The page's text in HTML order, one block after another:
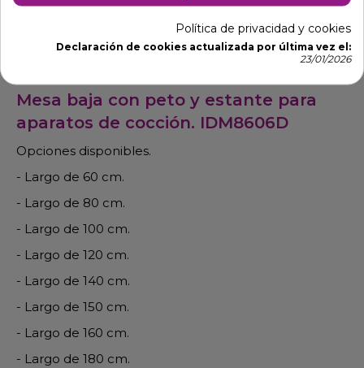
Descripción Detalles de producto
Mesa baja con peto y estante para
aparatos de cocción. IDM8606D
Opciones disponibles.
- Largo de 60 cm.
- Largo de 80 cm.
- Largo de 100 cm.
- Largo de 120 cm.
- Largo de 140 cm.
- Largo de 150 cm.
- Largo de 160 cm.
- Largo de 180 cm.
Política de privacidad y cookies
Declaración de cookies actualizada por última vez el:
23/01/2026